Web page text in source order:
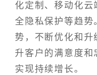
化定制、移动化云
全隐私保护等趋势
势，不断优化和
升客户的满意度和
实现持续增长。